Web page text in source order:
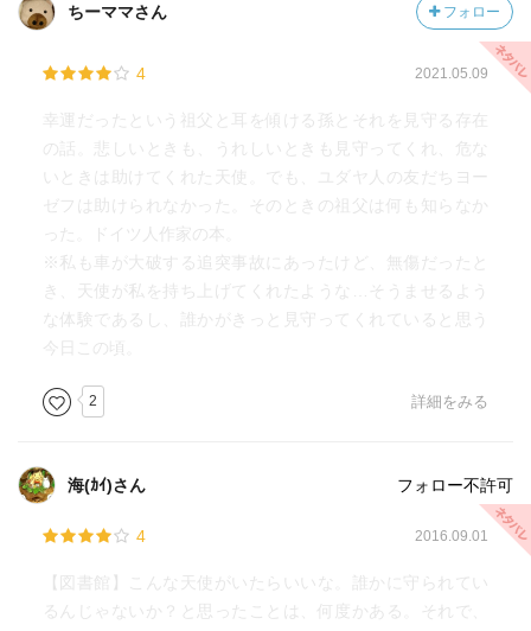
ちーママさん フォロー
4 2021.05.09
幸運だったという祖父と耳を傾ける孫とそれを見守る存在
の話。悲しいときも、うれしいときも見守ってくれ、危な
いときは助けてくれた天使。でも、ユダヤ人の友だちヨー
ゼフは助けられなかった。そのときの祖父は何も知らなか
った。ドイツ人作家の本。
※私も車が大破する追突事故にあったけど、無傷だったと
き、天使が私を持ち上げてくれたような…そうませるよう
な体験であるし、誰かがきっと見守ってくれていると思う
今日この頃。
2 詳細をみる
海(ｶｲ)さん フォロー不許可
4 2016.09.01
【図書館】こんな天使がいたらいいな。誰かに守られてい
るんじゃないか？と思ったことは、何度かある。それで、